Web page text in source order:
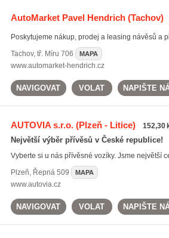
AutoMarket Pavel Hendrich(Tachov)
Poskytujeme nákup, prodej a leasing návěsů a
Tachov, tř. Míru 706 MAPA
www.automarket-hendrich.cz
NAVIGOVAT VOLAT NAPIŠTE
AUTOVIA s.r.o.(Plzeň - Litice) 152,30
Největší výběr přívěsů v České republice!
Vyberte si u nás přívěsné vozíky. Jsme největší
Plzeň, Řepná 509 MAPA
www.autovia.cz
NAVIGOVAT VOLAT NAPIŠTE